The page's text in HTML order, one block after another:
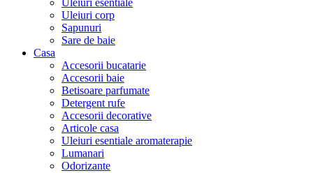
Uleiuri esentiale
Uleiuri corp
Sapunuri
Sare de baie
Casa
Accesorii bucatarie
Accesorii baie
Betisoare parfumate
Detergent rufe
Accesorii decorative
Articole casa
Uleiuri esentiale aromaterapie
Lumanari
Odorizante